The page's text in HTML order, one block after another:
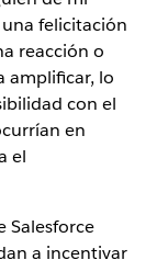
felicitación
reacción o
amplificar, lo
con el
en
el
Salesforce
a incentivar